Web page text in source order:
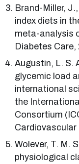
Brand-Miller,
index diets in
meta-analysis
Diabetes
Augustin, L. S.
glycemic load
international
the
Consortium
Wolever, T. M.
physiological